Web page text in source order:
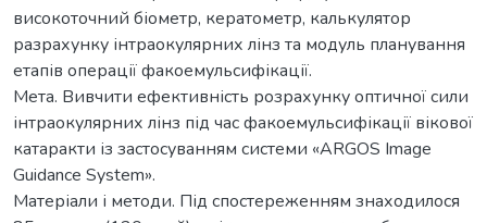
високоточний біометр, кератометр, калькулятор
разрахунку інтраокулярних лінз та модуль планування
етапів операції факоемульсифікації.
Мета. Вивчити ефективність розрахунку оптичної сили
інтраокулярних лінз під час факоемульсифікації вікової
катаракти із застосуванням системи «ARGOS Image
Guidance System».
Матеріали і методи. Під спостереженням знаходилося